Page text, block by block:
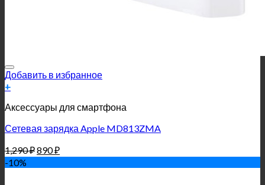
Добавить в избранное
+
Аксессуары для смартфона
Сетевая зарядка Apple MD813ZMA
1,290₽890₽
-10%